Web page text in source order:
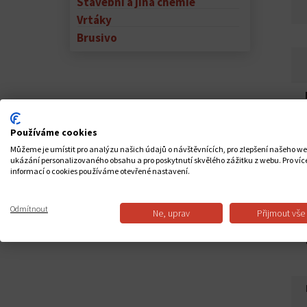
Vrtáky
Brusivo
Používáme cookies
Můžeme je umístit pro analýzu našich údajů o návštěvnících, pro zlepšení našeho
ukázání personalizovaného obsahu a pro poskytnutí skvělého zážitku z webu. Pro
informací o cookies používáme otevřené nastavení.
Odmítnout Ne, uprav Přijmout vše